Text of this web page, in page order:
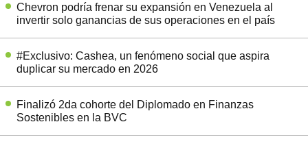
Chevron podría frenar su expansión en Venezuela al
invertir solo ganancias de sus operaciones en el país
#Exclusivo: Cashea, un fenómeno social que aspira
duplicar su mercado en 2026
Finalizó 2da cohorte del Diplomado en Finanzas
Sostenibles en la BVC